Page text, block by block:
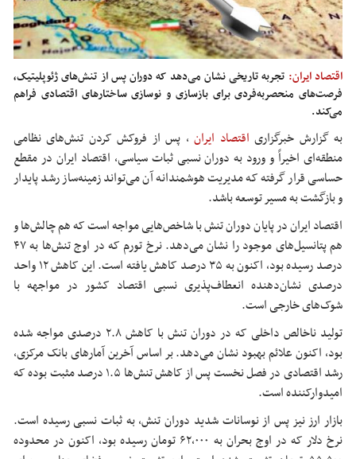
اقتصاد ایران: تجربه تاریخی نشان می‌دهد که دوران پس از تنش‌های ژئوپلیتیک،
فرصت‌های منحصربه‌فردی برای بازسازی و نوسازی ساختارهای اقتصادی فراهم
می‌کند.
به گزارش خبرگزاری اقتصاد ایران، پس از فروکش کردن تنش‌های نظامی
منطقه‌ای اخیراً و ورود به دوران نسبی ثبات سیاسی، اقتصاد ایران در مقطع
حساسی قرار گرفته که مدیریت هوشمندانه آن می‌تواند زمینه‌ساز رشد پایدار
و بازگشت به مسیر توسعه باشد.
اقتصاد ایران در پایان دوران تنش با شاخص‌هایی مواجه است که هم چالش‌ها و
هم پتانسیل‌های موجود را نشان می‌دهد. نرخ تورم که در اوج تنش‌ها به ۴۷
درصد رسیده بود، اکنون به ۳۵ درصد کاهش یافته است. این کاهش ۱۲ واحد
درصدی نشان‌دهنده انعطاف‌پذیری نسبی اقتصاد کشور در مواجهه با
شوک‌های خارجی است.
تولید ناخالص داخلی که در دوران تنش با کاهش ۲.۸ درصدی مواجه شده
بود، اکنون علائم بهبود نشان می‌دهد. بر اساس آخرین آمارهای بانک مرکزی،
رشد اقتصادی در فصل نخست پس از کاهش تنش‌ها ۱.۵ درصد مثبت بوده که
امیدوارکننده است.
بازار ارز نیز پس از نوسانات شدید دوران تنش، به ثبات نسبی رسیده است.
نرخ دلار که در اوج بحران به ۶۲,۰۰۰ تومان رسیده بود، اکنون در محدوده